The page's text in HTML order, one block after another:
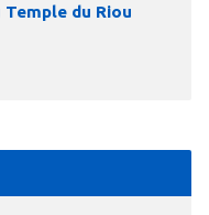
Temple du Riou